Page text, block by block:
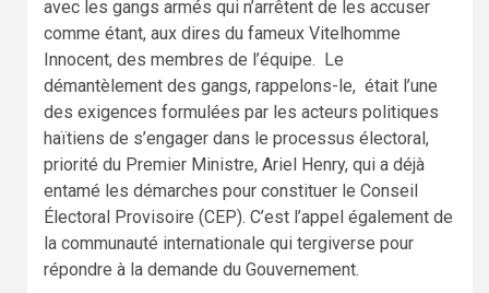
avec les gangs armés qui n’arrêtent de les accuser
comme étant, aux dires du fameux Vitelhomme
Innocent, des membres de l’équipe. Le
démantèlement des gangs, rappelons-le, était l’une
des exigences formulées par les acteurs politiques
haïtiens de s’engager dans le processus électoral,
priorité du Premier Ministre, Ariel Henry, qui a déjà
entamé les démarches pour constituer le Conseil
Électoral Provisoire (CEP). C’est l’appel également de
la communauté internationale qui tergiverse pour
répondre à la demande du Gouvernement.